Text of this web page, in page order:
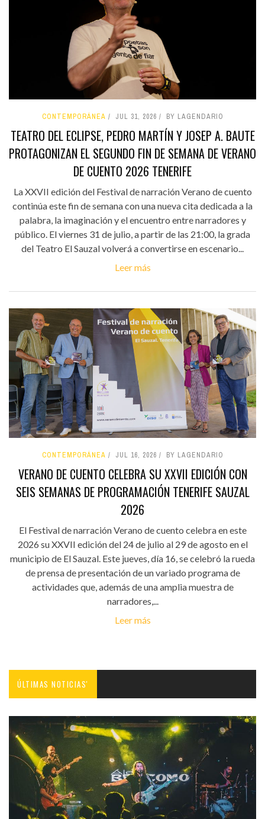
CONTEMPORÁNEA JUL 31, 2026 BY LAGENDARIO
TEATRO DEL ECLIPSE, PEDRO MARTÍN Y JOSEP A. BAUTE
PROTAGONIZAN EL SEGUNDO FIN DE SEMANA DE VERANO
DE CUENTO 2026 TENERIFE
La XXVII edición del Festival de narración Verano de cuento
continúa este fin de semana con una nueva cita dedicada a la
palabra, la imaginación y el encuentro entre narradores y
público. El viernes 31 de julio, a partir de las 21:00, la grada
del Teatro El Sauzal volverá a convertirse en escenario...
Leer más
CONTEMPORÁNEA JUL 16, 2026 BY LAGENDARIO
VERANO DE CUENTO CELEBRA SU XXVII EDICIÓN CON
SEIS SEMANAS DE PROGRAMACIÓN TENERIFE SAUZAL
2026
El Festival de narración Verano de cuento celebra en este
2026 su XXVII edición del 24 de julio al 29 de agosto en el
municipio de El Sauzal. Este jueves, día 16, se celebró la rueda
de prensa de presentación de un variado programa de
actividades que, además de una amplia muestra de
narradores,...
Leer más
ÚLTIMAS NOTICIAS'